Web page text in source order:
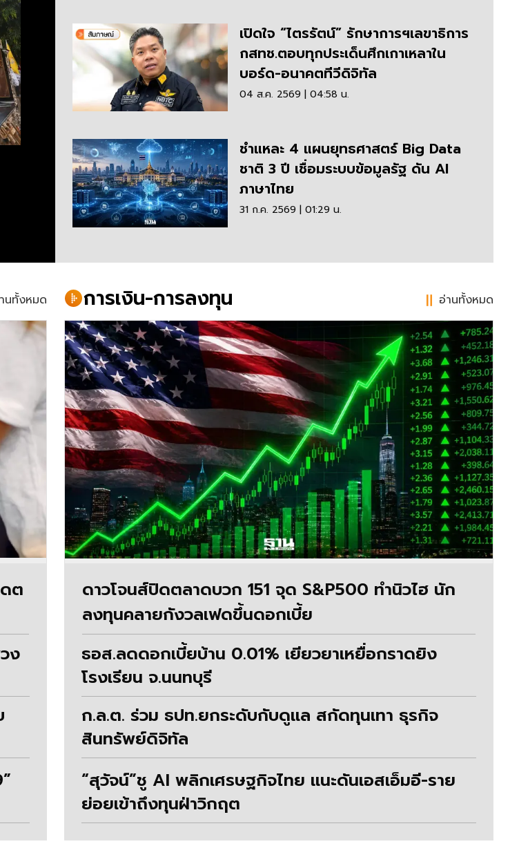
เปิดใจ “ไตรรัตน์” รักษาการฯเลขาธิการ
กสทช.ตอบทุกประเด็นศึกเกาเหลาใน
บอร์ด-อนาคตทีวีดิจิทัล
04 ส.ค. 2569 | 04:58 น.
ชำแหละ 4 แผนยุทธศาสตร์ Big Data
ชาติ 3 ปี เชื่อมระบบข้อมูลรัฐ ดัน AI
ภาษาไทย
31 ก.ค. 2569 | 01:29 น.
นทั้งหมด
ต
ง
การเงิน-การลงทุน อ่านทั้งหมด
ดาวโจนส์ปิดตลาดบวก 151 จุด S&P500 ทำนิวไฮ นัก
ลงทุนคลายกังวลเฟดขึ้นดอกเบี้ย
ธอส.ลดดอกเบี้ยบ้าน 0.01% เยียวยาเหยื่อกราดยิง
โรงเรียน จ.นนทบุรี
ก.ล.ต. ร่วม ธปท.ยกระดับกับดูแล สกัดทุนเทา ธุรกิจ
สินทรัพย์ดิจิทัล
“สุวัจน์”ชู AI พลิกเศรษฐกิจไทย แนะดันเอสเอ็มอี-ราย
ย่อยเข้าถึงทุนฝ่าวิกฤต